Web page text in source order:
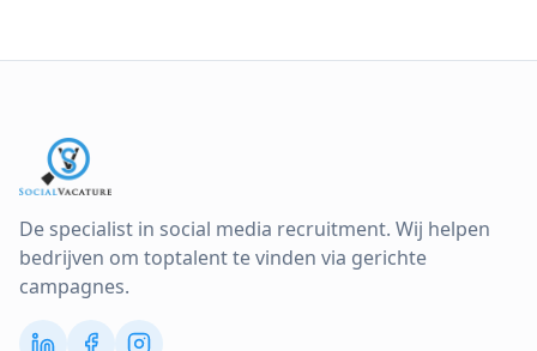
De specialist in social media recruitment. Wij helpen
bedrijven om toptalent te vinden via gerichte
campagnes.